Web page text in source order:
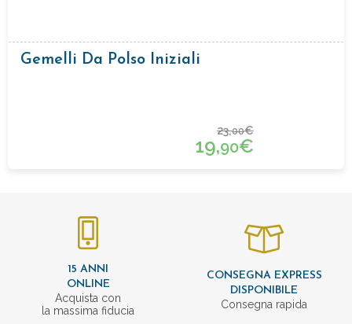
Gemelli Da Polso Iniziali
23,00€
19,90€
15 ANNI
ONLINE
Acquista con
la massima fiducia
CONSEGNA EXPRESS
DISPONIBILE
Consegna rapida